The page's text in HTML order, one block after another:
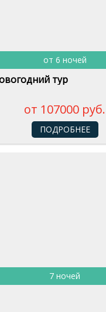
от 6 ночей
тур
от 107000 руб.
ПОДРОБНЕЕ
7 ночей